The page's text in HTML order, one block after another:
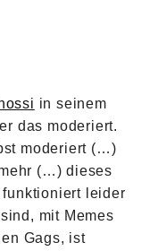
in seinem
das moderiert.
moderiert (…)
(…) dieses
funktioniert leider
mit Memes
Gags, ist